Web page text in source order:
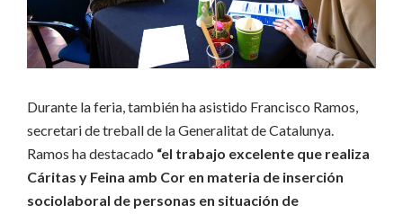
Durante la feria, también ha asistido Francisco Ramos,
secretari de treball de la Generalitat de Catalunya.
Ramos ha destacado “el trabajo excelente que realiza
Cáritas y Feina amb Cor en materia de inserción
sociolaboral de personas en situación de